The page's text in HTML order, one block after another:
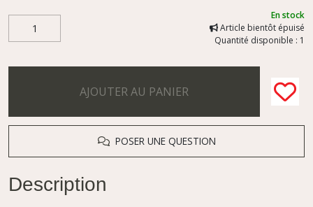
En stock
Article bientôt épuisé
Quantité disponible : 1
AJOUTER AU PANIER
POSER UNE QUESTION
Description